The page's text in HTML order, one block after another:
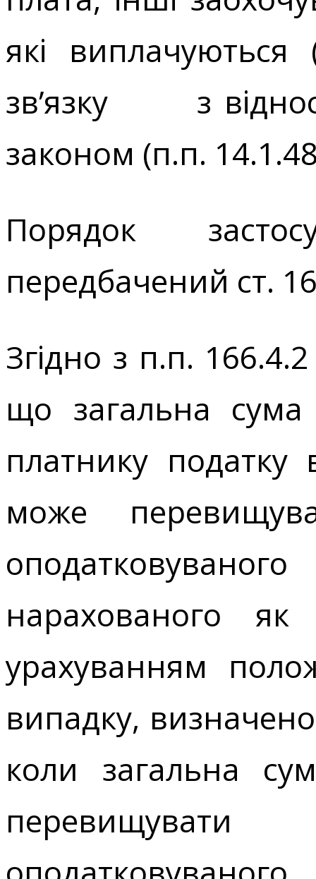
які
зв’язку з
законом (п.п.
Порядок
передбачений ст.
Згідно з п.п.
що загальна сума
платнику податку
може
нарахованого
урахуванням
випадку,
коли загальна
перевищувати